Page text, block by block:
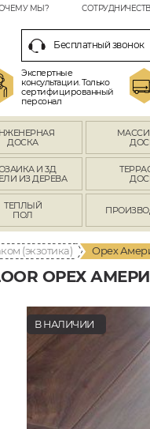
МЫ?
Бесплатный звонок
Экспертные
консультации. Только
сертифицированный
персонал
ДОСКА
И 3Д
ИЗ ДЕРЕВА
ТЕПЛЫЙ
ПОЛ
(экзотика) Орех
ОРЕХ
В НАЛИЧИИ